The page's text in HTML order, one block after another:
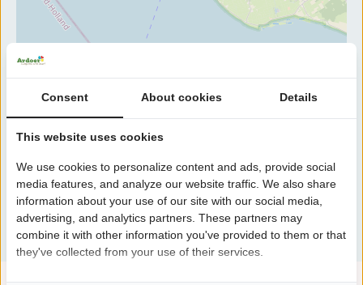
Consent About cookies Details
This website uses cookies
We use cookies to personalize content and ads, provide social
media features, and analyze our website traffic. We also share
information about your use of our site with our social media,
advertising, and analytics partners. These partners may
combine it with other information you've provided to them or that
they've collected from your use of their services.